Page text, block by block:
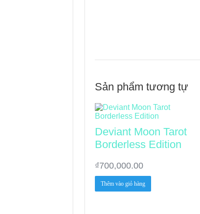
Sản phẩm tương tự
Deviant Moon Tarot
Borderless Edition
₫700,000.00
Thêm vào giỏ hàng